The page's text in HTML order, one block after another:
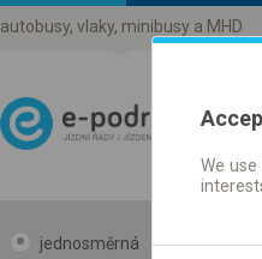
autobusy, vlaky, minibusy a MHD
jednosměrná zpáteční
We